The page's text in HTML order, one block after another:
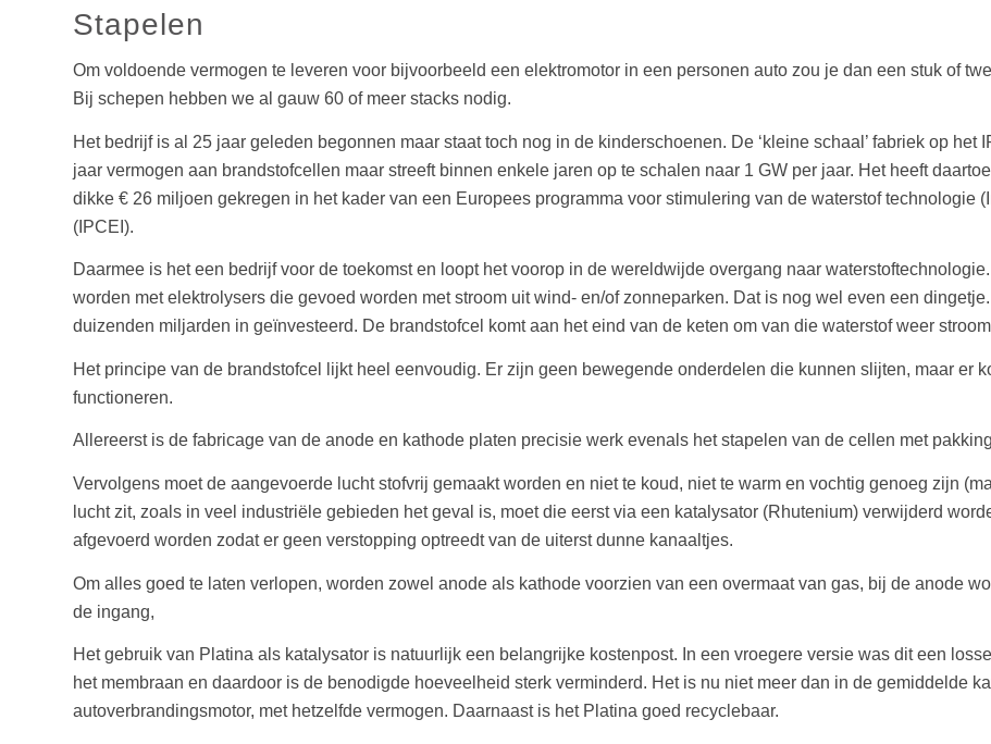
Stapelen
Om voldoende vermogen te leveren voor bijvoorbeeld een elektromotor in een personen auto zou je dan een stuk of
Bij schepen hebben we al gauw 60 of meer stacks nodig.
Het bedrijf is al 25 jaar geleden begonnen maar staat toch nog in de kinderschoenen. De ‘kleine schaal’ fabriek op het
jaar vermogen aan brandstofcellen maar streeft binnen enkele jaren op te schalen naar 1 GW per jaar. Het heeft
dikke € 26 miljoen gekregen in het kader van een Europees programma voor stimulering van de waterstof technologie
(IPCEI).
Daarmee is het een bedrijf voor de toekomst en loopt het voorop in de wereldwijde overgang naar
worden met elektrolysers die gevoed worden met stroom uit wind- en/of zonneparken. Dat is nog wel even een
duizenden miljarden in geïnvesteerd. De brandstofcel komt aan het eind van de keten om van die waterstof weer
Het principe van de brandstofcel lijkt heel eenvoudig. Er zijn geen bewegende onderdelen die kunnen slijten, maar er
functioneren.
Allereerst is de fabricage van de anode en kathode platen precisie werk evenals het stapelen van de cellen met
Vervolgens moet de aangevoerde lucht stofvrij gemaakt worden en niet te koud, niet te warm en vochtig genoeg zijn
lucht zit, zoals in veel industriële gebieden het geval is, moet die eerst via een katalysator (Rhutenium) verwijderd
afgevoerd worden zodat er geen verstopping optreedt van de uiterst dunne kanaaltjes.
Om alles goed te laten verlopen, worden zowel anode als kathode voorzien van een overmaat van gas, bij de anode
de ingang,
Het gebruik van Platina als katalysator is natuurlijk een belangrijke kostenpost. In een vroegere versie was dit een
het membraan en daardoor is de benodigde hoeveelheid sterk verminderd. Het is nu niet meer dan in de gemiddelde
autoverbrandingsmotor, met hetzelfde vermogen. Daarnaast is het Platina goed recyclebaar.